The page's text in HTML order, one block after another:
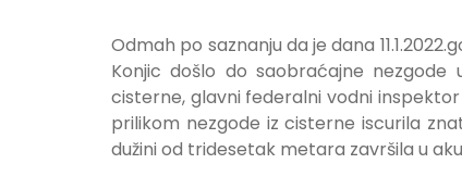
Odmah po saznanju da je dana
Konjic došlo do saobraćajne
cisterne, glavni federalni vodni
prilikom nezgode iz cisterne iscurila
dužini od tridesetak metara završila u